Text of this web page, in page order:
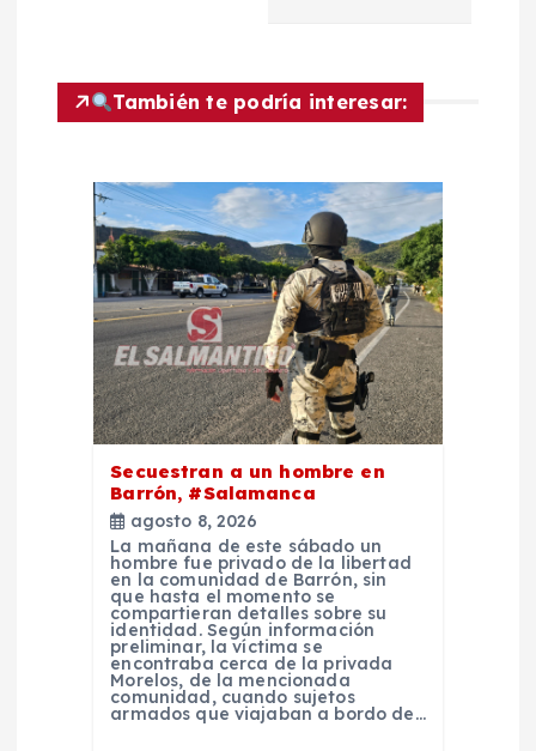
También te podría interesar:
Secuestran a un hombre en
Barrón, #Salamanca
agosto 8, 2026
La mañana de este sábado un
hombre fue privado de la libertad
en la comunidad de Barrón, sin
que hasta el momento se
compartieran detalles sobre su
identidad. Según información
preliminar, la víctima se
encontraba cerca de la privada
Morelos, de la mencionada
comunidad, cuando sujetos
armados que viajaban a bordo de…